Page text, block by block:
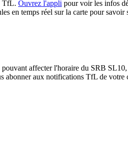
TfL. Ouvrez l'appli pour voir les infos
en temps réel sur la carte pour
affecter l'horaire du SRB SL10,
abonner aux notifications TfL de